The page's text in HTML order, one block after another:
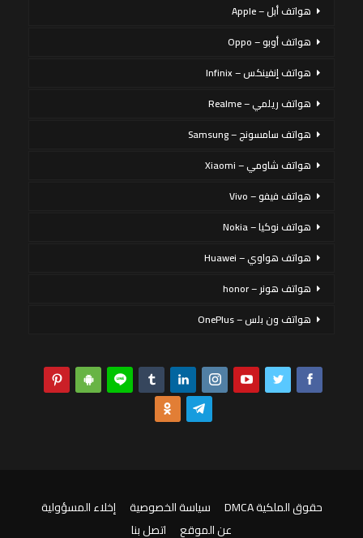
هواتف أبل – Apple
هواتف أوبو – Oppo
هواتف إنفينكس – Infinix
هواتف ريلمي – Realme
هواتف سامسونج – Samsung
هواتف شاومي – Xiaomi
هواتف فيفو – Vivo
هواتف نوكيا – Nokia
هواتف هواوي – Huawei
هواتف هونر – honor
هواتف ون بلس – OnePlus
حقوق الملكية DMCA سياسة الخصوصية
إخلاء المسؤولية
عن الموقع
اتصل بنا